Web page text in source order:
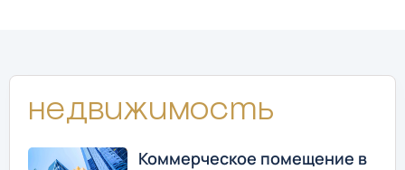
Недвижимость
Коммерческое помещение в